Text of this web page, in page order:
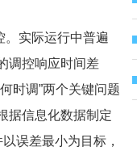
实际运行中普遍
调控响应时间差
时调”两个关键问题
据信息化数据制定
误差最小为目标，